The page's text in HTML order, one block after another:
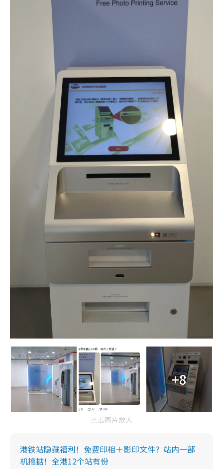
+8
点击图片放大
港铁站隐藏福利！免费印相＋影印文件？站内一部
机搞掂！全港12个站有份